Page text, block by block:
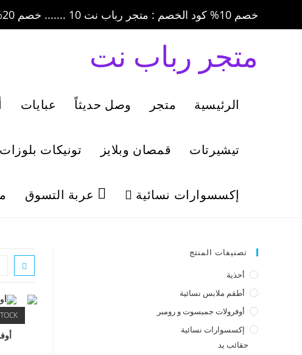
خصم 10% كود الخصم : متجر رباب نت 10 ....... خصم 20% كود الخصم : متجر رباب نت 20
متجر رباب نت
الرئيسية متجر وصل حديثاً عبايات
تيشيرتات قمصان وبلايز تونيكات
إكسسوارات نسائية عربة التسوق
تصنيفات المنتج
أحذية
أطقم ملابس نسائية
أوفرولات جمبسوت و رومبر
إكسسوارات نسائية
حقائب يد